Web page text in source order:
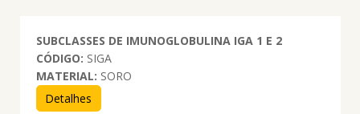
SUBCLASSES DE IMUNOGLOBULINA IGA 1 E 2
CÓDIGO: SIGA
MATERIAL: SORO
Detalhes